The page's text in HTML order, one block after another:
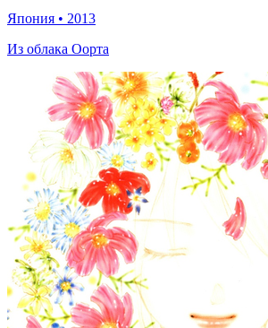
Япония • 2013
Из облака Оорта